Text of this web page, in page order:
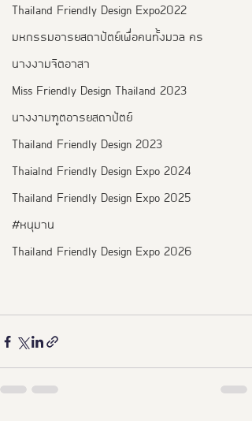
Thailand Friendly Design Expo2022
มหกรรมอารยสถาปัตย์เพื่อคนทั้งมวล คร
นางงามจิตอาสา
Miss Friendly Design Thailand 2023
นางงามฑูตอารยสถาปัตย์
Thailand Friendly Design 2023
Thaialnd Friendly Design Expo 2024
Thailand Friendly Design Expo 2025
#หนุมาน
Thailand Friendly Design Expo 2026